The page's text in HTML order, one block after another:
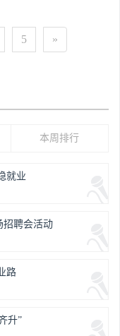
5 »
本周排行
就业
招聘会活动
路
升”